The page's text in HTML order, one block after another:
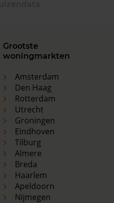
Grootste
woningmarkten
Amsterdam
Den Haag
Rotterdam
Utrecht
Groningen
Eindhoven
Tilburg
Almere
Breda
Haarlem
Apeldoorn
Nijmegen